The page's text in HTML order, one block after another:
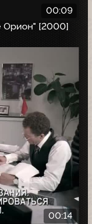
00:09
Орион" [2000]
00:14